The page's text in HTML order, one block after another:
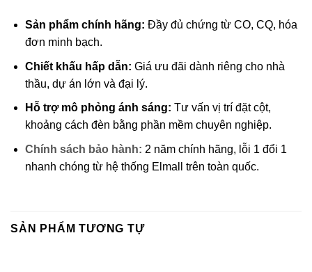
Sản phẩm chính hãng: Đầy đủ chứng từ CO, CQ, hóa
đơn minh bạch.
Chiết khấu hấp dẫn: Giá ưu đãi dành riêng cho nhà
thầu, dự án lớn và đại lý.
Hỗ trợ mô phỏng ánh sáng: Tư vấn vị trí đặt cột,
khoảng cách đèn bằng phần mềm chuyên nghiệp.
Chính sách bảo hành: 2 năm chính hãng, lỗi 1 đổi 1
nhanh chóng từ hệ thống Elmall trên toàn quốc.
SẢN PHẨM TƯƠNG TỰ